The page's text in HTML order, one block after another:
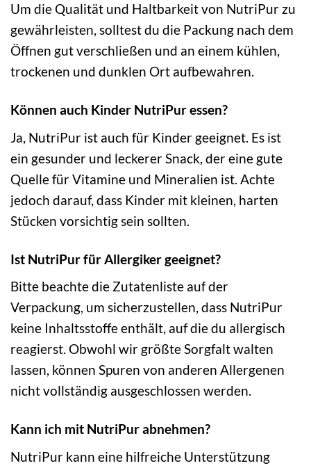
Um die Qualität und Haltbarkeit von NutriPur zu
gewährleisten, solltest du die Packung nach dem
Öffnen gut verschließen und an einem kühlen,
trockenen und dunklen Ort aufbewahren.
Können auch Kinder NutriPur essen?
Ja, NutriPur ist auch für Kinder geeignet. Es ist
ein gesunder und leckerer Snack, der eine gute
Quelle für Vitamine und Mineralien ist. Achte
jedoch darauf, dass Kinder mit kleinen, harten
Stücken vorsichtig sein sollten.
Ist NutriPur für Allergiker geeignet?
Bitte beachte die Zutatenliste auf der
Verpackung, um sicherzustellen, dass NutriPur
keine Inhaltsstoffe enthält, auf die du allergisch
reagierst. Obwohl wir größte Sorgfalt walten
lassen, können Spuren von anderen Allergenen
nicht vollständig ausgeschlossen werden.
Kann ich mit NutriPur abnehmen?
NutriPur kann eine hilfreiche Unterstützung